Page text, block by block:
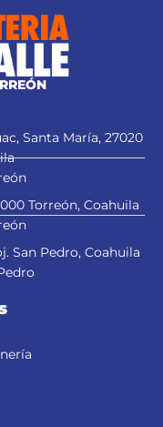
Santa María, 27020
Torreón, Coahuila
San Pedro, Coahuila